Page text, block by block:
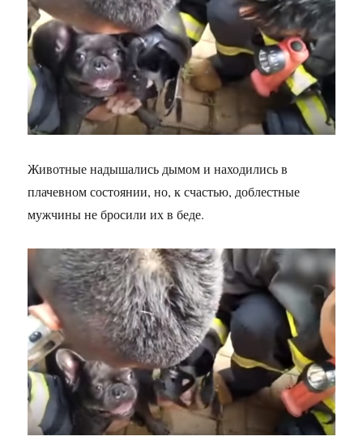
Животные надышались дымом и находились в
плачевном состоянии, но, к счастью, доблестные
мужчины не бросили их в беде.